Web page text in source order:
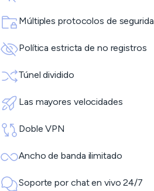
Múltiples protocolos de
Política estricta de no registros
Túnel dividido
Las mayores velocidades
Doble VPN
Ancho de banda ilimitado
Soporte por chat en vivo 24/7